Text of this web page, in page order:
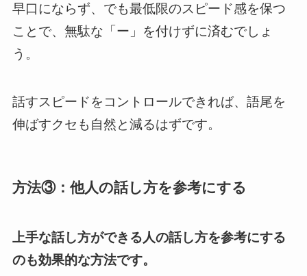
早口にならず、でも最低限のスピード感を保つ
ことで、無駄な「ー」を付けずに済むでしょ
う。
話すスピードをコントロールできれば、語尾を
伸ばすクセも自然と減るはずです。
方法③：他人の話し方を参考にする
上手な話し方ができる人の話し方を参考にする
のも効果的な方法です。